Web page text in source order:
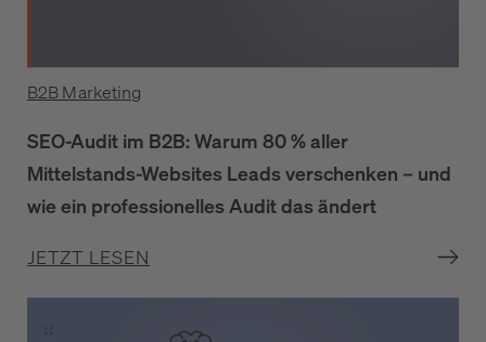
B2B Marketing
SEO-Audit im B2B: Warum 80 % aller
Mittelstands-Websites Leads verschenken – und
wie ein professionelles Audit das ändert
JETZT LESEN